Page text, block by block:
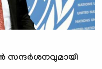
സന്ദര്‍ശനവുമായി